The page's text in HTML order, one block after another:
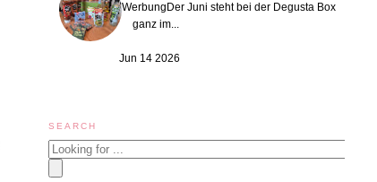
WerbungDer Juni steht bei der Degusta Box
ganz im...
Jun 14 2026
SEARCH